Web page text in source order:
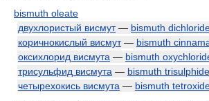
bismuth oleate
двухлористый висмут— bismuth
коричнокислый висмут— bismuth
оксихлорид висмута — bismuth
трисульфид висмута — bismuth trisulphide
четырехокись висмута — bismuth